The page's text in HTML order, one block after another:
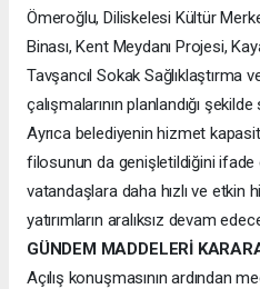
Ömeroğlu, Diliskelesi Kültür
Binası, Kent Meydanı Projesi,
Tavşancıl Sokak Sağlıklaştırma
çalışmalarının planlandığı
Ayrıca belediyenin hizmet
filosunun da genişletildiğini ifade
vatandaşlara daha hızlı ve etkin
yatırımların aralıksız devam
GÜNDEM MADDELERİ
Açılış konuşmasının ardından